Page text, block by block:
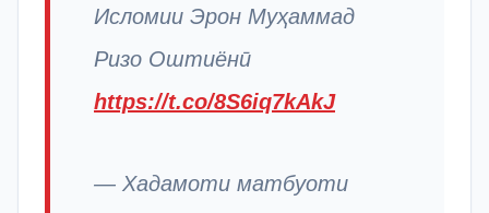
Исломии Эрон Муҳаммад
Ризо Оштиёнӣ
https://t.co/8S6iq7kAkJ
— Хадамоти матбуоти